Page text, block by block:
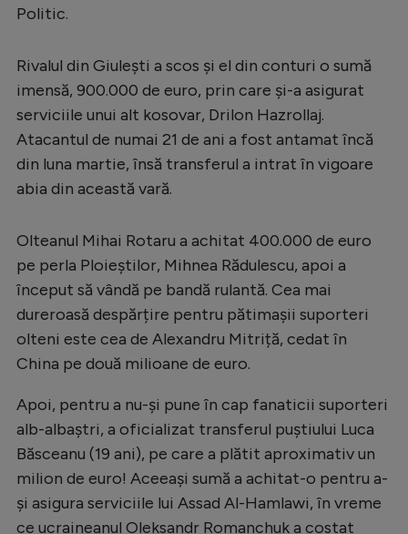
Tenis
Handbal
Natație
Formula 1
Auto
Rugby
Ciclism
Alte sporturi
JO 2026
Politic.
Rivalul din Giulești a scos și el din conturi o sumă
imensă, 900.000 de euro, prin care și-a asigurat
serviciile unui alt kosovar, Drilon Hazrollaj.
Atacantul de numai 21 de ani a fost antamat încă
din luna martie, însă transferul a intrat în vigoare
abia din această vară.
Olteanul Mihai Rotaru a achitat 400.000 de euro
pe perla Ploieștilor, Mihnea Rădulescu, apoi a
început să vândă pe bandă rulantă. Cea mai
dureroasă despărțire pentru pătimașii suporteri
olteni este cea de Alexandru Mitriță, cedat în
China pe două milioane de euro.
Apoi, pentru a nu-și pune în cap fanaticii suporteri
alb-albaștri, a oficializat transferul puștiului Luca
Băsceanu (19 ani), pe care a plătit aproximativ un
milion de euro! Aceeași sumă a achitat-o pentru a-
și asigura serviciile lui Assad Al-Hamlawi, în vreme
ce ucraineanul Oleksandr Romanchuk a costat